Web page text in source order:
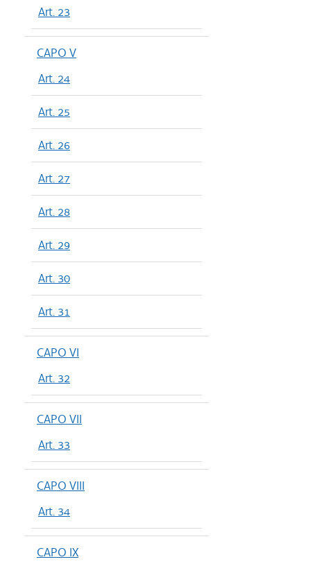
Art. 23
CAPO V
Art. 24
Art. 25
Art. 26
Art. 27
Art. 28
Art. 29
Art. 30
Art. 31
CAPO VI
Art. 32
CAPO VII
Art. 33
CAPO VIII
Art. 34
CAPO IX